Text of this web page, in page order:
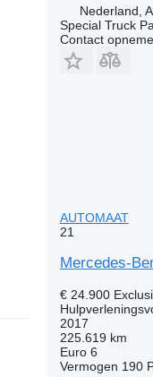
Nederland,
Special Truck
Contact
AUTOMAAT
21
Mercedes-
€ 24.900
2017
225.619 km
Euro 6
Vermogen 190